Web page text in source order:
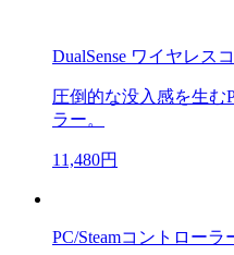
DualSense ワイヤレス
圧倒的な没入感を生む
ラー。
11,480円
PC/Steamコントロー